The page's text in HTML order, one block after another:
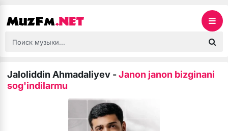
Jaloliddin Ahmadaliyev -Janon janon bizginani
sog'indilarmu